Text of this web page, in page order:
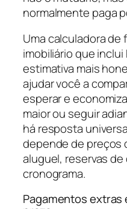
normalmente paga
Uma calculadora de
imobiliário que inclui
estimativa mais
ajudar você a
esperar e
maior ou seguir
há resposta
depende de preços
aluguel, reservas de
cronograma.
Pagamentos extras